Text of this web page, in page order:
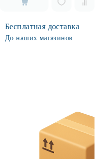
Бесплатная доставка
До наших магазинов